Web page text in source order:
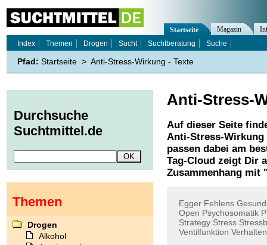
Anti-Stress-
Auf dieser Seite
Anti-Stress-Wirkung
passen dabei am
Tag-Cloud zeigt Dir
Zusammenhang mit
Egger Fehlens
Open Psychosomatik
Strategy Stress
Ventilfunktion
Startseite Magazin
Index
Themen Drogen Sucht Suchtberatung Suche
Pfad: Startseite > Anti-Stress-Wirkung - Texte
Durchsuche
Suchtmittel.de
Themen
Drogen
Alkohol